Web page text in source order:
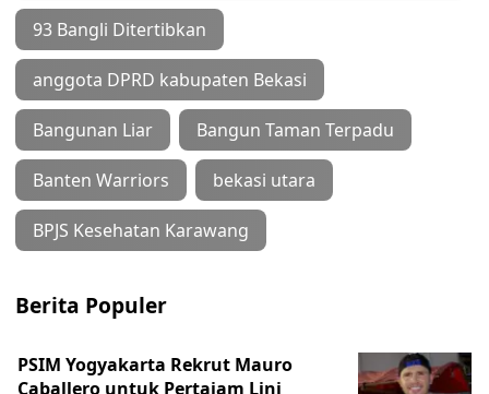
93 Bangli Ditertibkan
anggota DPRD kabupaten Bekasi
Bangunan Liar Bangun Taman Terpadu
Banten Warriors bekasi utara
BPJS Kesehatan Karawang
Berita Populer
PSIM Yogyakarta Rekrut Mauro
Caballero untuk Pertajam Lini